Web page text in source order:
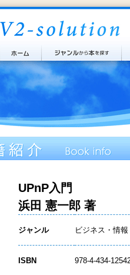
UPnP入門
浜田 憲一郎 著
ジャンル ビジネス・情
ISBN 978-4-434-